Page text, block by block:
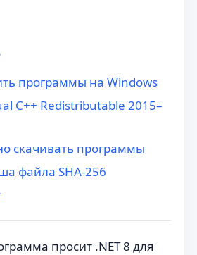
программы на Windows
C++ Redistributable 2015–
скачивать программы
файла SHA-256
просит .NET 8 для